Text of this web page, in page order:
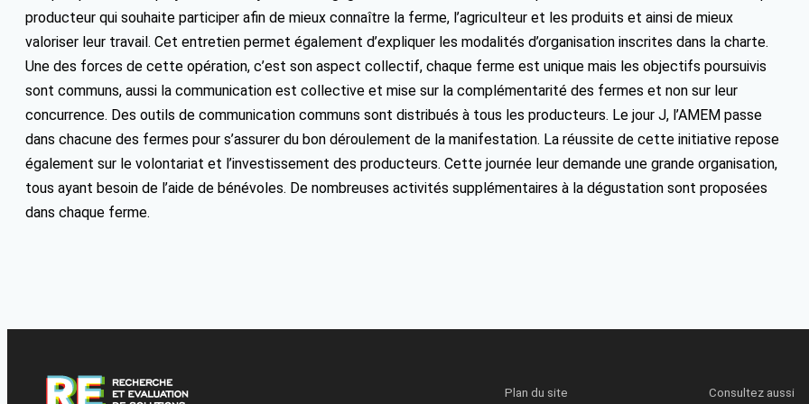
producteur qui souhaite participer afin de mieux connaître la ferme, l’agriculteur et les produits et ainsi de mieux
valoriser leur travail. Cet entretien permet également d’expliquer les modalités d’organisation inscrites dans la charte.
Une des forces de cette opération, c’est son aspect collectif, chaque ferme est unique mais les objectifs poursuivis
sont communs, aussi la communication est collective et mise sur la complémentarité des fermes et non sur leur
concurrence. Des outils de communication communs sont distribués à tous les producteurs. Le jour J, l’AMEM passe
dans chacune des fermes pour s’assurer du bon déroulement de la manifestation. La réussite de cette initiative repose
également sur le volontariat et l’investissement des producteurs. Cette journée leur demande une grande organisation,
tous ayant besoin de l’aide de bénévoles. De nombreuses activités supplémentaires à la dégustation sont proposées
dans chaque ferme.
Plan du site Consultez aussi